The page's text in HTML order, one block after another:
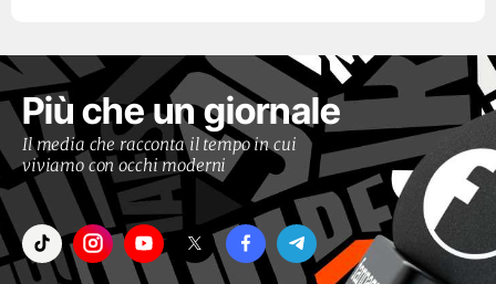
Più che un giornale
Il media che racconta il tempo in cui
viviamo con occhi moderni